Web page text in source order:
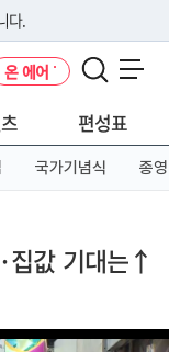
다.
고 있다면 아래 URL에
온 에어
편성표
국가기념식 종영
집값 기대는↑